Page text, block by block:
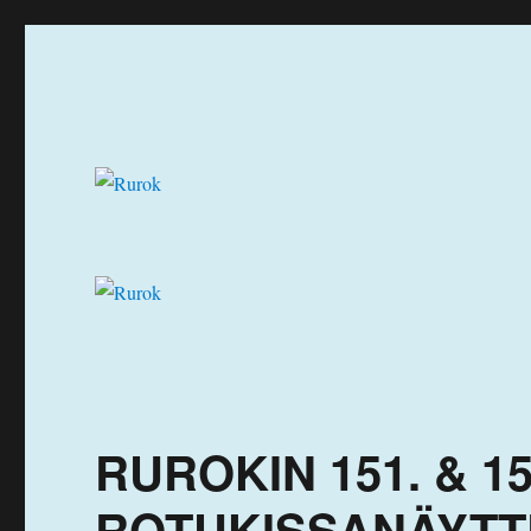
RUROKIN 151. &